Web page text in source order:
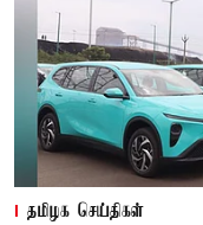
தமிழக செய்திகள்